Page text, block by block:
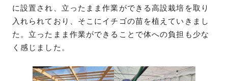
に設置され、立ったまま作業ができる高設栽培を取り
入れられており、そこにイチゴの苗を植えていきまし
た。立ったまま作業ができることで体への負担も少な
く感じました。